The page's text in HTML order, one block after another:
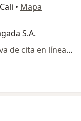
• Mapa
S.A.
Este especialista no ofrece reserva de cita en línea en esta dirección.